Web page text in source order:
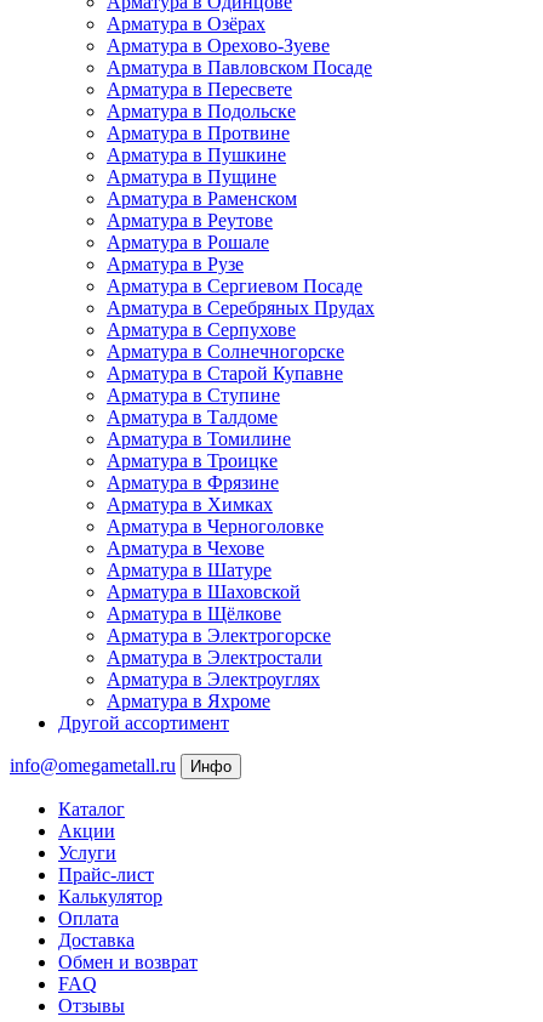
Арматура в Озёрах
Арматура в Орехово-Зуеве
Арматура в Павловском Посаде
Арматура в Пересвете
Арматура в Подольске
Арматура в Протвине
Арматура в Пушкине
Арматура в Пущине
Арматура в Раменском
Арматура в Реутове
Арматура в Рошале
Арматура в Рузе
Арматура в Сергиевом Посаде
Арматура в Серебряных Прудах
Арматура в Серпухове
Арматура в Солнечногорске
Арматура в Старой Купавне
Арматура в Ступине
Арматура в Талдоме
Арматура в Томилине
Арматура в Троицке
Арматура в Фрязине
Арматура в Химках
Арматура в Черноголовке
Арматура в Чехове
Арматура в Шатуре
Арматура в Шаховской
Арматура в Щёлкове
Арматура в Электрогорске
Арматура в Электростали
Арматура в Электроуглях
Арматура в Яхроме
Другой ассортимент
info@omegametall.ru Инфо
Каталог
Акции
Услуги
Прайс-лист
Калькулятор
Оплата
Доставка
Обмен и возврат
FAQ
Отзывы